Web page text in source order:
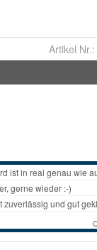
Artikel Nr.: